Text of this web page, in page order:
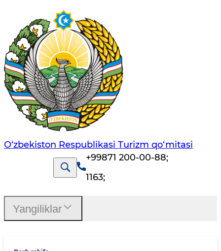
O‘zbekiston Respublikasi Turizm qo‘mitasi
+99871 200-00-88;
1163;
Yangiliklar